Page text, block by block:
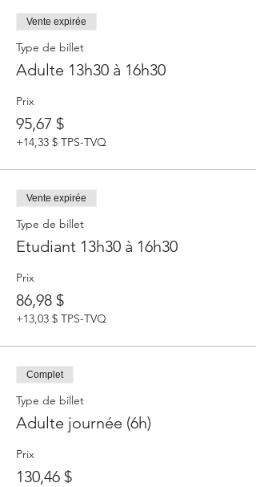
Vente expirée
Type de billet
Adulte 13h30 à 16h30
Prix
95,67 $
+14,33 $ TPS-TVQ
Vente expirée
Type de billet
Etudiant 13h30 à 16h30
Prix
86,98 $
+13,03 $ TPS-TVQ
Complet
Type de billet
Adulte journée (6h)
Prix
130,46 $